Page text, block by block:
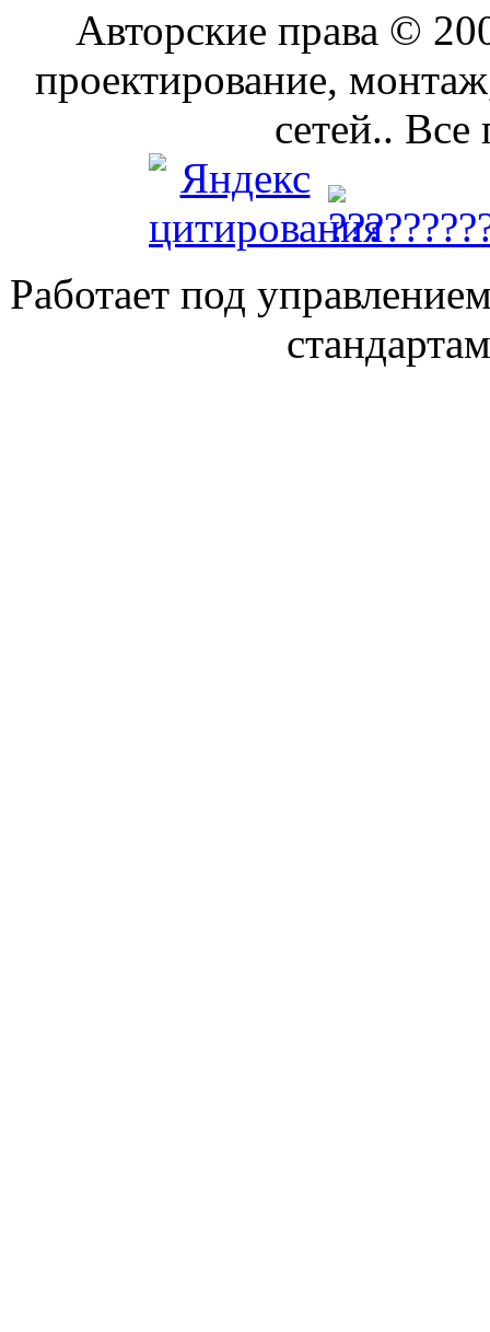
Авторские права ©
проектирование,
сетей..
Работает под